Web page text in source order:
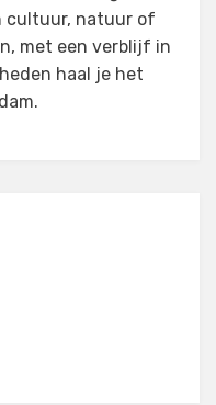
cultuur, natuur of
met een verblijf in
haal je het